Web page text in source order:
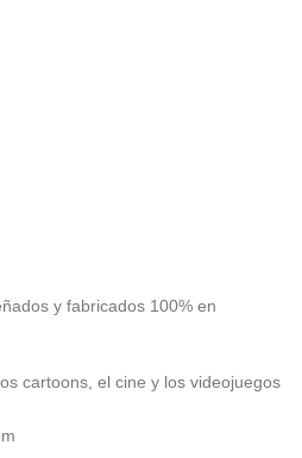
y fabricados 100% en
cartoons, el cine y los videojuegos